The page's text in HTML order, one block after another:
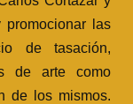
las
de tasación,
de arte como
de los mismos.